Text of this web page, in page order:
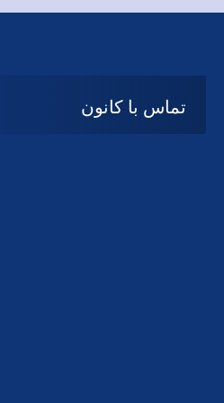
تماس با کانون